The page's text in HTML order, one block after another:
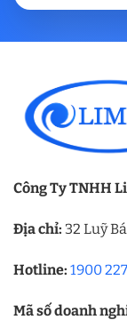
Công Ty TNHH
Địa chỉ: 32 Luỹ
Hotline: 1900
Mã số doanh